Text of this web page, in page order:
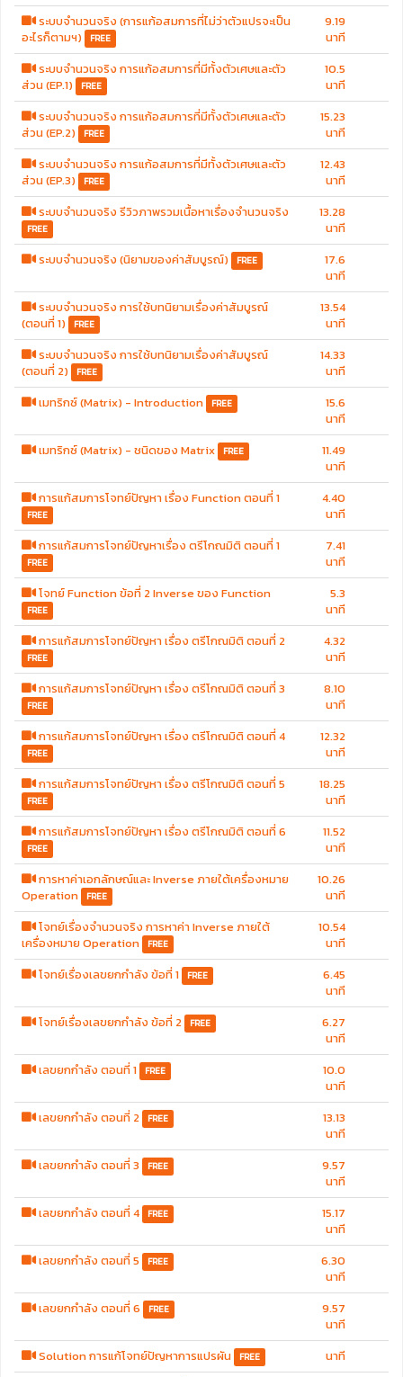
ระบบจำนวนจริง (การแก้อสมการที่ไม่ว่าตัวแปรจะเป็น
อะไรก็ตามฯ) FREE
9.19
นาที
ระบบจำนวนจริง การแก้อสมการที่มีทั้งตัวเศษและตัว
ส่วน (EP.1) FREE
10.5
นาที
ระบบจำนวนจริง การแก้อสมการที่มีทั้งตัวเศษและตัว
ส่วน (EP.2) FREE
15.23
นาที
ระบบจำนวนจริง การแก้อสมการที่มีทั้งตัวเศษและตัว
ส่วน (EP.3) FREE
12.43
นาที
ระบบจำนวนจริง รีวิวภาพรวมเนื้อหาเรื่องจำนวนจริง
FREE
13.28
นาที
ระบบจำนวนจริง (นิยามของค่าสัมบูรณ์) FREE
17.6
นาที
ระบบจำนวนจริง การใช้บทนิยามเรื่องค่าสัมบูรณ์
(ตอนที่ 1) FREE
13.54
นาที
ระบบจำนวนจริง การใช้บทนิยามเรื่องค่าสัมบูรณ์
(ตอนที่ 2) FREE
14.33
นาที
เมทริกซ์ (Matrix) - Introduction FREE
15.6
นาที
เมทริกซ์ (Matrix) - ชนิดของ Matrix FREE
11.49
นาที
การแก้สมการโจทย์ปัญหา เรื่อง Function ตอนที่ 1
FREE
4.40
นาที
การแก้สมการโจทย์ปัญหาเรื่อง ตรีโกณมิติ ตอนที่ 1
FREE
7.41
นาที
โจทย์ Function ข้อที่ 2 Inverse ของ Function
FREE
5.3
นาที
การแก้สมการโจทย์ปัญหา เรื่อง ตรีโกณมิติ ตอนที่ 2
FREE
4.32
นาที
การแก้สมการโจทย์ปัญหา เรื่อง ตรีโกณมิติ ตอนที่ 3
FREE
8.10
นาที
การแก้สมการโจทย์ปัญหา เรื่อง ตรีโกณมิติ ตอนที่ 4
FREE
12.32
นาที
การแก้สมการโจทย์ปัญหา เรื่อง ตรีโกณมิติ ตอนที่ 5
FREE
18.25
นาที
การแก้สมการโจทย์ปัญหา เรื่อง ตรีโกณมิติ ตอนที่ 6
FREE
11.52
นาที
การหาค่าเอกลักษณ์และ Inverse ภายใต้เครื่องหมาย
Operation FREE
10.26
นาที
โจทย์เรื่องจำนวนจริง การหาค่า Inverse ภายใต้
เครื่องหมาย Operation FREE
10.54
นาที
โจทย์เรื่องเลขยกกำลัง ข้อที่ 1 FREE
6.45
นาที
โจทย์เรื่องเลขยกกำลัง ข้อที่ 2 FREE
6.27
นาที
เลขยกกำลัง ตอนที่ 1 FREE
10.0
นาที
เลขยกกำลัง ตอนที่ 2 FREE
13.13
นาที
เลขยกกำลัง ตอนที่ 3
FREE
9.57
นาที
เลขยกกำลัง ตอนที่ 4 FREE
15.17
นาที
เลขยกกำลัง ตอนที่ 5
FREE
6.30
นาที
เลขยกกำลัง ตอนที่ 6
FREE
9.57
นาที
Solution การแก้โจทย์ปัญหาการแปรผัน FREE
นาที